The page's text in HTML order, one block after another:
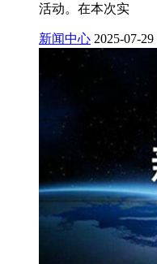
活动。在本次实
新闻中心 2025-07-29